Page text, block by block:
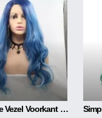
Chemische Vezel Voorkant Met Middenscheiding, Mat Lang Krullend Haar